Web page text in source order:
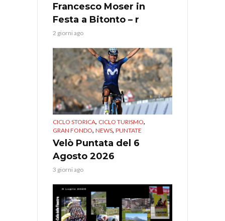
Francesco Moser in
Festa a Bitonto – r
2 giorni ago
CICLO STORICA, CICLO TURISMO,
GRAN FONDO, NEWS, PUNTATE
Velò Puntata del 6
Agosto 2026
3 giorni ago